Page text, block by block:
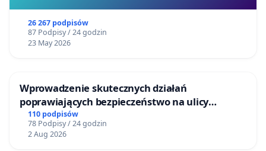
26 267 podpisów
87 Podpisy / 24 godzin
23 May 2026
Wprowadzenie skutecznych działań
poprawiających bezpieczeństwo na ulicy
Żeromskiego w Otwocku
110 podpisów
78 Podpisy / 24 godzin
2 Aug 2026